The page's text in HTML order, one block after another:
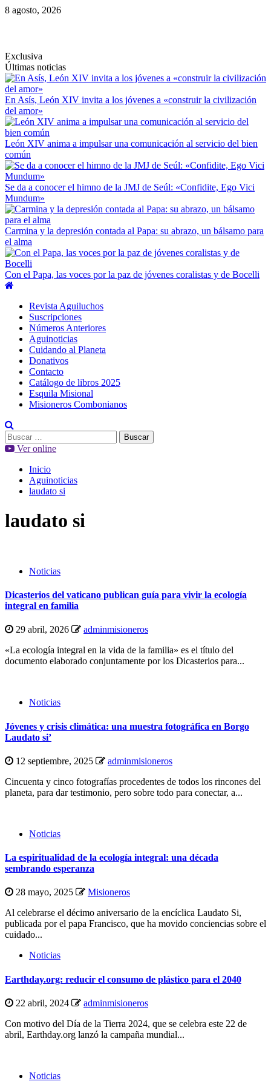
Saltar
8 agosto, 2026
Exclusiva
Últimas noticias
En Asís, León XIV invita a los jóvenes a «construir la civilización
del amor»
León XIV anima a impulsar una comunicación al servicio del bien
común
Se da a conocer el himno de la JMJ de Seúl: «Confidite, Ego Vici
Mundum»
Carmina y la depresión contada al Papa: su abrazo, un bálsamo para
el alma
Con el Papa, las voces por la paz de jóvenes coralistas y de Bocelli
Revista Aguiluchos
Suscripciones
Números Anteriores
Aguinoticias
Cuidando al Planeta
Donativos
Contacto
Catálogo de libros 2025
Esquila Misional
Misioneros Combonianos
Buscar:
Ver online
Inicio
Aguinoticias
laudato si
laudato si
Noticias
Dicasterios del vaticano publican guía para vivir la ecología
integral en familia
29 abril, 2026
adminmisioneros
«La ecología integral en la vida de la familia» es el título del
documento elaborado conjuntamente por los Dicasterios para...
Noticias
Jóvenes y crisis climática: una muestra fotográfica en Borgo
Laudato si’
12 septiembre, 2025
adminmisioneros
Cincuenta y cinco fotografías procedentes de todos los rincones del
planeta, para dar testimonio, pero sobre todo para conectar, a...
Noticias
La espiritualidad de la ecología integral: una década
sembrando esperanza
28 mayo, 2025
Misioneros
Al celebrarse el décimo aniversario de la encíclica Laudato Si,
publicada por el papa Francisco, que ha movido conciencias sobre el
cuidado...
Noticias
Earthday.org: reducir el consumo de plástico para el 2040
22 abril, 2024
adminmisioneros
Con motivo del Día de la Tierra 2024, que se celebra este 22 de
abril, Earthday.org lanzó la campaña mundial...
Noticias